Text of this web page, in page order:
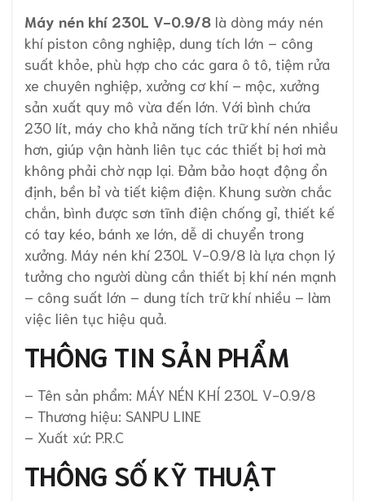
Máy nén khí 230L V-0.9/8 là dòng máy nén
khí piston công nghiệp, dung tích lớn – công
suất khỏe, phù hợp cho các gara ô tô, tiệm rửa
xe chuyên nghiệp, xưởng cơ khí – mộc, xưởng
sản xuất quy mô vừa đến lớn. Với bình chứa
230 lít, máy cho khả năng tích trữ khí nén nhiều
hơn, giúp vận hành liên tục các thiết bị hơi mà
không phải chờ nạp lại. Đảm bảo hoạt động ổn
định, bền bỉ và tiết kiệm điện. Khung sườn chắc
chắn, bình được sơn tĩnh điện chống gỉ, thiết kế
có tay kéo, bánh xe lớn, dễ di chuyển trong
xưởng. Máy nén khí 230L V-0.9/8 là lựa chọn lý
tưởng cho người dùng cần thiết bị khí nén mạnh
– công suất lớn – dung tích trữ khí nhiều – làm
việc liên tục hiệu quả.
THÔNG TIN SẢN PHẨM
– Tên sản phẩm: MÁY NÉN KHÍ 230L V-0.9/8
– Thương hiệu: SANPU LINE
– Xuất xứ: P.R.C
THÔNG SỐ KỸ THUẬT